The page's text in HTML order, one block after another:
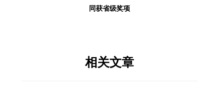
同获省级奖项
相关文章